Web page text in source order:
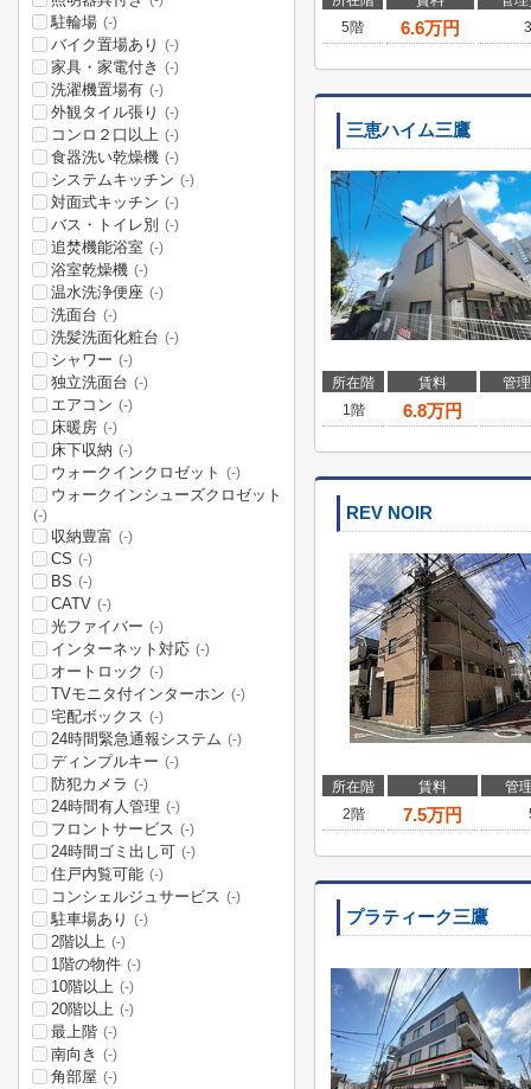
5階
6.6万円
三恵ハイム三鷹
所在階 賃料
管
1階
6.8万円
REV NOIR
所在階 賃料
管
2階
7.5万円
プラティーク三鷹
駐輪場 (-)
バイク置場あり (-)
家具・家電付き (-)
洗濯機置場有 (-)
外観タイル張り (-)
コンロ２口以上 (-)
食器洗い乾燥機 (-)
システムキッチン (-)
対面式キッチン (-)
バス・トイレ別 (-)
追焚機能浴室 (-)
浴室乾燥機 (-)
温水洗浄便座 (-)
洗面台 (-)
洗髪洗面化粧台 (-)
シャワー (-)
独立洗面台 (-)
エアコン (-)
床暖房 (-)
床下収納 (-)
ウォークインクロゼット (-)
ウォークインシューズクロゼット
(-)
収納豊富 (-)
CS (-)
BS (-)
CATV (-)
光ファイバー (-)
インターネット対応 (-)
オートロック (-)
TVモニタ付インターホン (-)
宅配ボックス (-)
24時間緊急通報システム (-)
ディンプルキー (-)
防犯カメラ (-)
24時間有人管理 (-)
フロントサービス (-)
24時間ゴミ出し可 (-)
住戸内覧可能 (-)
コンシェルジュサービス (-)
駐車場あり (-)
2階以上 (-)
1階の物件 (-)
10階以上 (-)
20階以上 (-)
最上階 (-)
南向き (-)
角部屋 (-)